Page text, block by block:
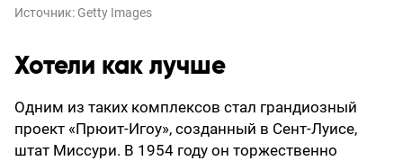
Источник: Getty Images
Хотели как лучше
Одним из таких комплексов стал грандиозный
проект «Прюит-Игоу», созданный в Сент-Луисе,
штат Миссури. В 1954 году он торжественно